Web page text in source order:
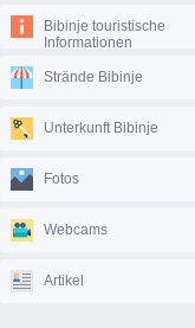
Bibinje touristische
Informationen
Strände Bibinje
Unterkunft Bibinje
Fotos
Webcams
Artikel